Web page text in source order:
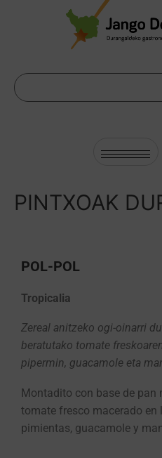
PINTXOAK
POL-POL
Tropicalia
Zereal anitzeko ogi-oinarri
beratutako tomate
pipermin, guacamole eta
Montadito con base de pan
tomate fresco macerado en
pimientas, guacamole y